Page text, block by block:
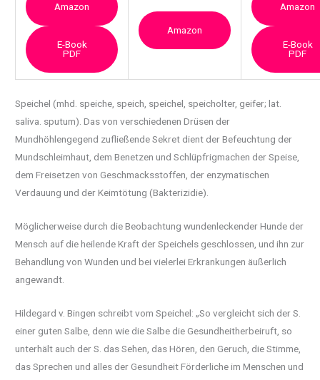
Amazon
E-Book
PDF
Amazon
Amazon
E-Book
PDF
Speichel (mhd. speiche, speich, speichel, speicholter, geifer; lat.
saliva. sputum). Das vonverschiedenen Drüsen der
Mundhöhlengegend zufließende Sekret dient der Befeuchtung der
Mundschleimhaut, dem Benetzen und Schlüpfrigmachen der Speise,
dem Freisetzen von Geschmacksstoffen, der enzymatischen
Verdauung und der Keimtötung (Bakterizidie).
Möglicherweise durch die Beobachtung wundenleckender Hunde der
Mensch auf die heilende Kraft der Speichels geschlossen, und ihn zur
Behandlung von Wunden und bei vielerlei Erkrankungen äußerlich
angewandt.
Hildegard v. Bingen schreibt vom Speichel: „So vergleicht sich der S.
einer guten Salbe, denn wie die Salbe die Gesundheitherbeiruft, so
unterhält auch der S. das Sehen, das Hören, den Geruch, die Stimme,
das Sprechen und alles der Gesundheit Förderliche im Menschen und